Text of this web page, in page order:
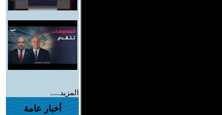
المزيد.....
أخبار عامة